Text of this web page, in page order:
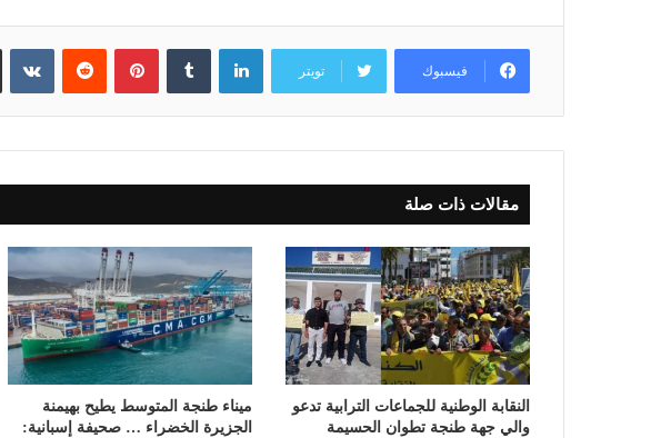
فيسبوك تويتر
لينكدإن بينتيريست
مقالات ذات صلة
النقابة الوطنية للجماعات الترابية تدعو
والي جهة طنجة تطوان الحسيمة
ميناء طنجة المتوسط يطيح بهيمنة
الجزيرة الخضراء … صحيفة إسبانية: